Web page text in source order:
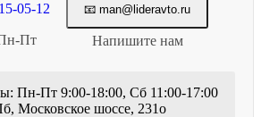
05-12
Пт
📧 man@lideravto.ru
Напишите нам
Пн-Пт 9:00-18:00, Сб 11:00-17:00
Московское шоссе, 231о